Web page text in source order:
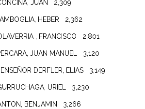
JUAN 2,309
HEBER 2,362
, FRANCISCO 2,801
JUAN MANUEL 3,120
DERFLER, ELIAS 3,149
URIEL 3,230
BENJAMIN 3,266